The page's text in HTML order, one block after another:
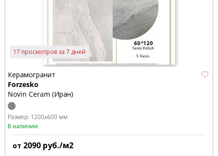
17 просмотров за 7 дней
Керамогранит
Forzesko
Novin Ceram (Иран)
Размер: 1200x600 мм
В наличии
от 2090 руб./м2